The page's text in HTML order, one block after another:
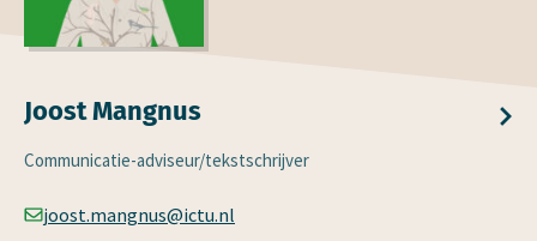
Joost Mangnus
Communicatie-adviseur/tekstschrijver
joost.mangnus@ictu.nl